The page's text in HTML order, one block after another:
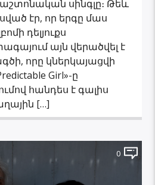
սինգլը։ Թեև
էր, որ երգը մաս
դելյուքս
այն վերածվել է
որը կներկայացվի
Girl»-ը
հանդես է գալիս
[…]
0